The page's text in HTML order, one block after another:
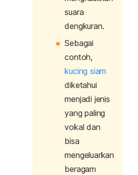
suara
dengkuran.
Sebagai
contoh,
kucing siam
diketahui
menjadi jenis
yang paling
vokal dan
bisa
mengeluarkan
beragam